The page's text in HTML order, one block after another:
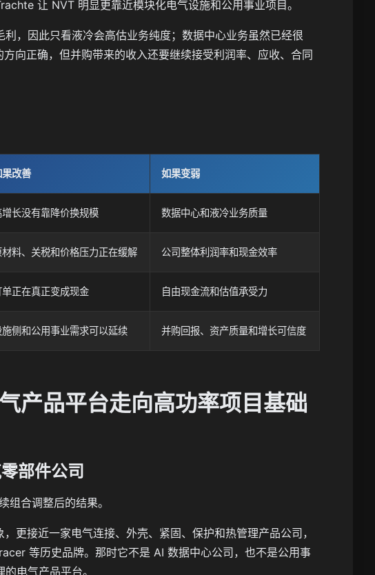
让 NVT 明显更靠近模块化电气设施和公用事业项目。
，因此只看液冷会高估业务纯度；数据中心业务虽然已经很
向正确，但并购带来的收入还要继续接受利润率、应收、合同
果改善 如果变弱
增长没有靠降价换规模 数据中心和液冷业务质量
材料、关税和价格压力正在缓解 公司整体利润率和现金效率
单正在真正变成现金 自由现金流和估值承受力
施侧和公用事业需求可以延续 并购回报、资产质量和增长可信度
产品平台走向高功率项目基础
部件公司
合调整后的结果。
更接近一家电气连接、外壳、紧固、保护和热管理产品公司，
等历史品牌。那时它不是 AI 数据中心公司，也不是公用事
电气产品平台。